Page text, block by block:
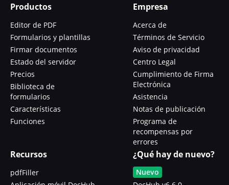
Productos
Editor de PDF
Formularios y plantillas
Firmar documentos
Estado del servidor
Precios
Biblioteca de
formularios
Características
Funciones
Empresa
Acerca de
Términos de Servicio
Aviso de privacidad
Centro Legal
Cumplimiento de Firma
Electrónica
Asistencia
Notas de publicación
Programa de
recompensas por
errores
Recursos
pdfFiller
¿Qué hay de nuevo?
Nuevo